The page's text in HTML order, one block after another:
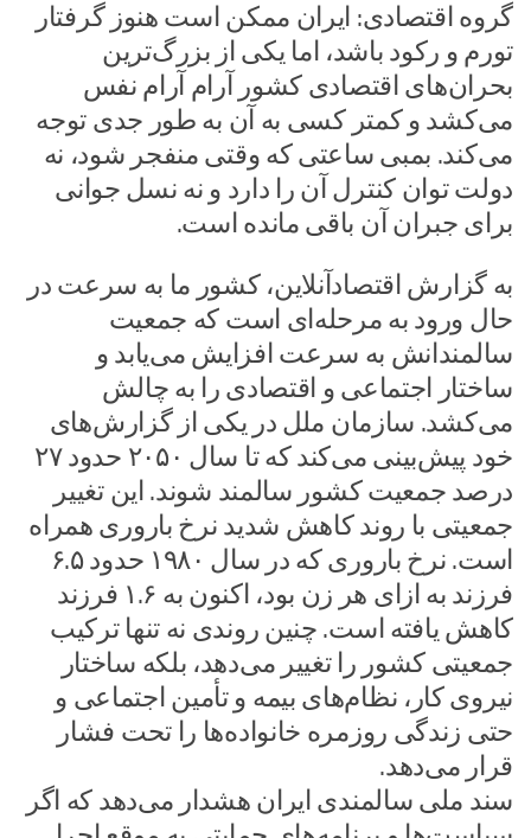
گروه اقتصادی: ایران ممکن است هنوز گرفتار
تورم و رکود باشد، اما یکی از بزرگ‌ترین
بحران‌های اقتصادی کشور آرام ‌آرام نفس
می‌کشد و کمتر کسی به آن به طور جدی توجه
می‌کند. بمبی ساعتی که وقتی منفجر شود، نه
دولت توان کنترل آن را دارد و نه نسل جوانی
برای جبران آن باقی مانده است.
به گزارش اقتصادآنلاین، کشور ما به سرعت در
حال ورود به مرحله‌ای است که جمعیت
سالمندانش به سرعت افزایش می‌یابد و
ساختار اجتماعی و اقتصادی را به چالش
می‌کشد. سازمان ملل در یکی از گزارش‌های
خود پیش‌بینی می‌کند که تا سال ۲۰۵۰ حدود ۲۷
درصد جمعیت کشور سالمند شوند. این تغییر
جمعیتی با روند کاهش شدید نرخ باروری همراه
است. نرخ باروری که در سال ۱۹۸۰ حدود ۶.۵
فرزند به ازای هر زن بود، اکنون به ۱.۶ فرزند
کاهش یافته است. چنین روندی نه تنها ترکیب
جمعیتی کشور را تغییر می‌دهد، بلکه ساختار
نیروی کار، نظام‌های بیمه و تأمین اجتماعی و
حتی زندگی روزمره خانواده‌ها را تحت فشار
قرار می‌دهد.
سند ملی سالمندی ایران هشدار می‌دهد که اگر